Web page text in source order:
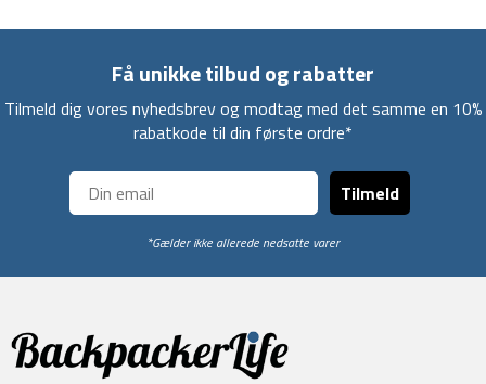
Få unikke tilbud og rabatter
Tilmeld dig vores nyhedsbrev og modtag med det samme en 10%
rabatkode til din første ordre*
Tilmeld
*Gælder ikke allerede nedsatte varer